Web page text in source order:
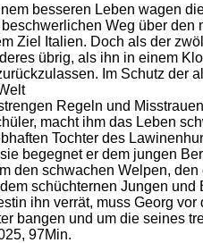
besseren Leben wagen
Weg über den
Ziel Italien. Doch als der
übrig, als ihn in einem
Im Schutz der
Regeln und
macht ihm das Leben
Tochter des
begegnet er dem jungen
den schwachen Welpen,
schüchternen Jungen und
ihn verrät, muss Georg
bangen und um die seines
97Min.